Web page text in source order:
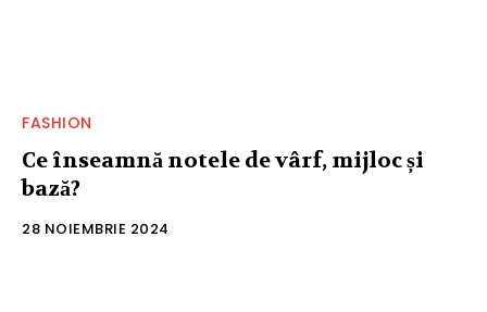
FASHION
Ce înseamnă notele de vârf, mijloc și
bază?
28 NOIEMBRIE 2024